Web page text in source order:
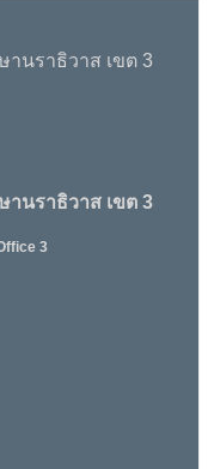
นราธิวาส เขต 3
นราธิวาส เขต 3
3